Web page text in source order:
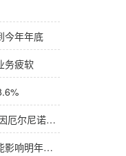
今年年底
务疲软
StoneX表示，全球可可供应过剩因厄尔尼诺而萎缩
降雨导致巴西咖啡提前开花，可能影响明年产量，造成近期价格波动极不稳定